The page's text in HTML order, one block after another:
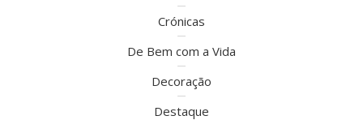
Crónicas
De Bem com a Vida
Decoração
Destaque